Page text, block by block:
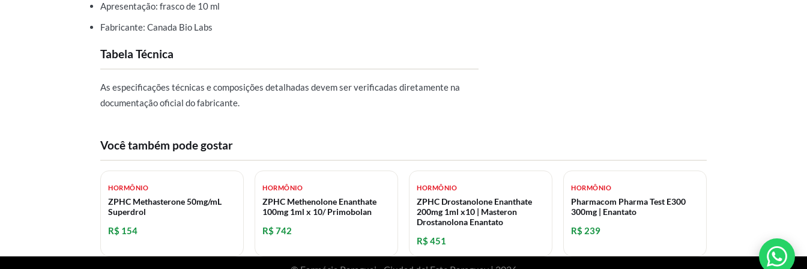
Apresentação: frasco de 10 ml
Fabricante: Canada Bio Labs
Tabela Técnica
As especificações técnicas e composições detalhadas devem ser verificadas diretamente na
documentação oficial do fabricante.
Você também pode gostar
HORMÔNIO
ZPHC Methasterone 50mg/mL
Superdrol
R$ 154
HORMÔNIO
ZPHC Methenolone Enanthate
100mg 1ml x 10/ Primobolan
R$ 742
HORMÔNIO
ZPHC Drostanolone Enanthate
200mg 1ml x10 | Masteron
Drostanolona Enantato
R$ 451
HORMÔNIO
Pharmacom Pharma Test E300
300mg | Enantato
R$ 239